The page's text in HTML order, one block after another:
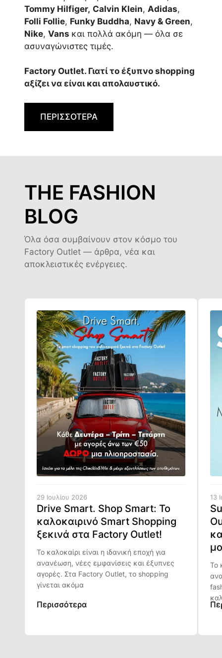
Tommy Hilfiger, Calvin Klein, Adidas,
Folli Follie, Funky Buddha, Navy & Green,
Nike, Vans και πολλά ακόμη — όλα σε
ασυναγώνιστες τιμές.
Factory Outlet. Γιατί το έξυπνο shopping
αξίζει να είναι και απολαυστικό.
ΠΕΡΙΣΣΟΤΕΡΑ
THE FASHION
BLOG
Όλα όσα συμβαίνουν στον κόσμο του
Factory Outlet — άρθρα, νέα και
αποκλειστικές ενέργειες.
29 Ιουλίου 2026
Drive Smart. Shop Smart: Το
καλοκαιρινό Smart Shopping
ξεκινά στα Factory Outlet!
Το καλοκαίρι είναι η ιδανική εποχή για
ανανέωση, νέες εμφανίσεις και έξυπνες
αγορές. Στα Factory Outlet, το shopping
γίνεται ακόμα
Περισσότερα
13
Το